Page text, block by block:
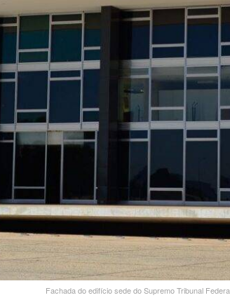
Fachada do edifício sede do Supremo Tribunal